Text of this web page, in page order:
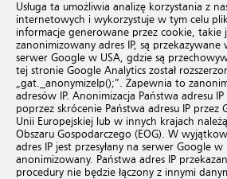
Usługa ta umożliwia analizę korzystania z
internetowych i wykorzystuje w tym celu
informacje generowane przez cookie, takie
zanonimizowany adres IP, są przekazywane
serwer Google w USA, gdzie są
tej stronie Google Analytics został
„gat._anonymizeIp();”. Zapewnia to
adresów IP. Anonimizacja Państwa adresu
poprzez skrócenie Państwa adresu IP przez
Unii Europejskiej lub w innych krajach
Obszaru Gospodarczego (EOG). W
adres IP jest przesyłany na serwer Google
anonimizowany. Państwa adres IP
procedury nie będzie łączony z innymi